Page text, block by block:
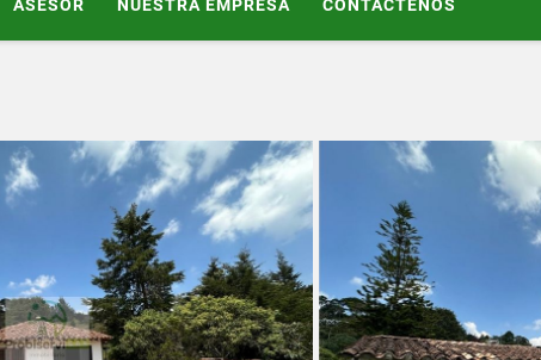
ASESOR NUESTRA EMPRESA CONTÁCTENOS